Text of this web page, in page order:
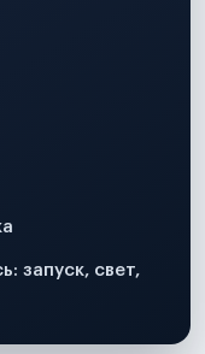
запуск, свет,